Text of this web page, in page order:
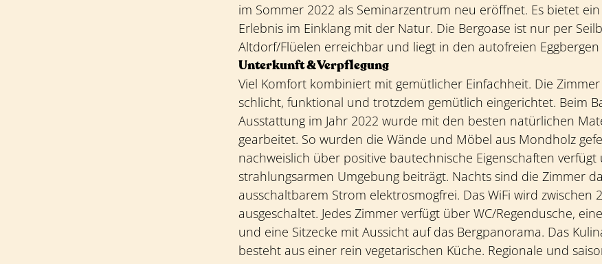
im Sommer 2022 als Seminarzentrum neu eröffnet. Es bietet
Erlebnis im Einklang mit der Natur. Die Bergoase ist nur per
Altdorf/Flüelen erreichbar und liegt in den autofreien
Unterkunft & Verpflegung
Viel Komfort kombiniert mit gemütlicher Einfachheit. Die
schlicht, funktional und trotzdem gemütlich eingerichtet. Beim
Ausstattung im Jahr 2022 wurde mit den besten natürlichen
gearbeitet. So wurden die Wände und Möbel aus Mondholz
nachweislich über positive bautechnische Eigenschaften
strahlungsarmen Umgebung beiträgt. Nachts sind die Zimmer
ausschaltbarem Strom elektrosmogfrei. Das WiFi wird zwischen
ausgeschaltet. Jedes Zimmer verfügt über WC/Regendusche,
und eine Sitzecke mit Aussicht auf das Bergpanorama. Das
besteht aus einer rein vegetarischen Küche. Regionale und